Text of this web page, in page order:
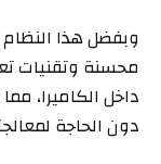
وبفضل هذا النظام
محسنة وتقنيات
داخل الكاميرا،
دون الحاجة